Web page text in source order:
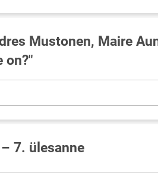
Mustonen, Maire
on?"
7. ülesanne